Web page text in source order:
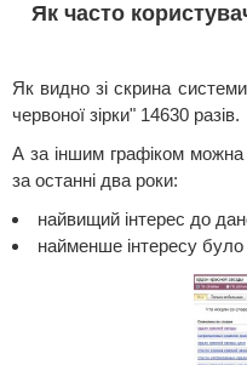
Як часто
Як видно зі скрина
червоної зірки" 14630 разів.
А за іншим графіком можна
за останні два роки:
найвищий інтерес до
найменше інтересу було